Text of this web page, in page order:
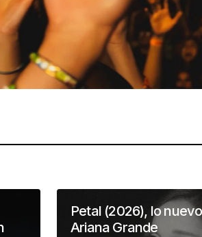
Petal (2026), lo
Ariana Grande